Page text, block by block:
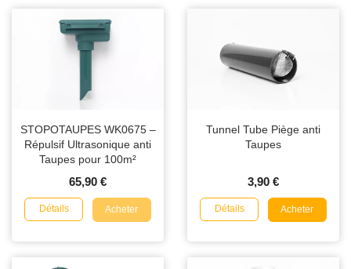
STOPOTAUPES WK0675 –
Répulsif Ultrasonique anti
Taupes pour 100m²
65,90 €
Détails Acheter
Tunnel Tube Piège anti
Taupes
3,90 €
Détails Acheter